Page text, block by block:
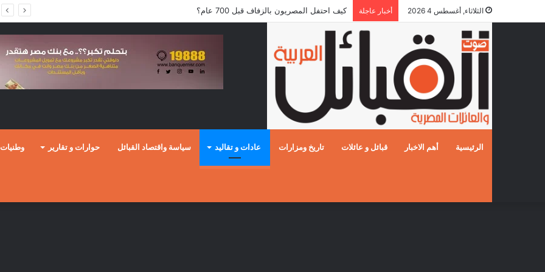
الثلاثاء, أغسطس 4 2026 أخبار عاجلة كيف احتفل المصريون بالزفاف قبل 700 عام؟
الرئيسية أهم الاخبار قبائل و عائلات تاريخ ومزارات عادات و تقاليد سياسة واقتصاد القبائل حوارات و تقارير وطنيات